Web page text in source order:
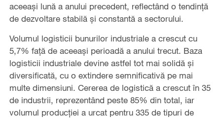
aceeași lună a anului precedent, reflectând o tendință
de dezvoltare stabilă și constantă a sectorului.
Volumul logisticii bunurilor industriale a crescut cu
5,7% față de aceeași perioadă a anului trecut. Baza
logisticii industriale devine astfel tot mai solidă și
diversificată, cu o extindere semnificativă pe mai
multe dimensiuni. Cererea de logistică a crescut în 35
de industrii, reprezentând peste 85% din total, iar
volumul producției a urcat pentru 335 de tipuri de